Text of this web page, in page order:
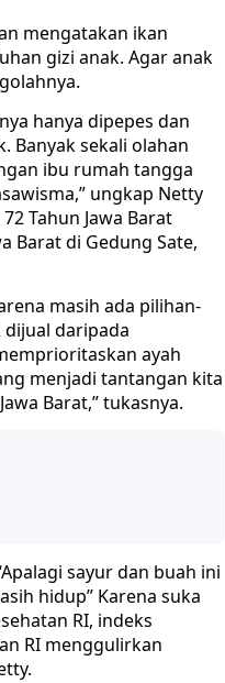
mengatakan ikan
gizi anak. Agar anak
hanya dipepes dan
Banyak sekali olahan
ibu rumah tangga
ungkap Netty
Tahun Jawa Barat
Barat di Gedung Sate,
masih ada pilihan-
daripada
ayah
menjadi tantangan kita
Barat,” tukasnya.
sayur dan buah ini
hidup” Karena suka
RI, indeks
RI menggulirkan